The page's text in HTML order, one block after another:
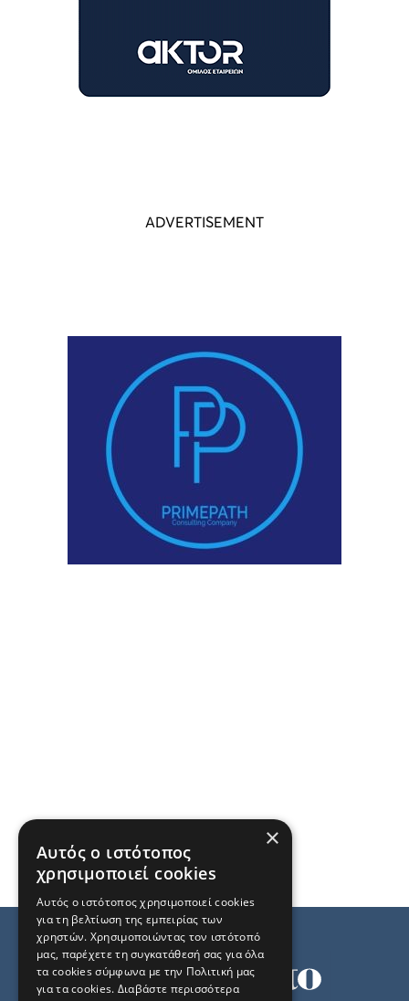
×
Αυτός ο ιστότοπος
χρησιμοποιεί cookies
Αυτός ο ιστότοπος χρησιμοποιεί cookies
για τη βελτίωση της εμπειρίας των
χρηστών. Χρησιμοποιώντας τον ιστότοπό
μας, παρέχετε τη συγκατάθεσή σας για όλα
τα cookies σύμφωνα με την Πολιτική μας
για τα cookies. Διαβάστε περισσότερα